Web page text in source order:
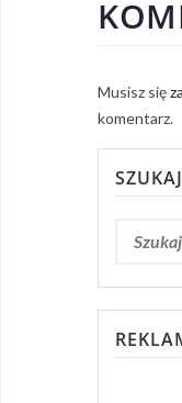
Musisz się
komentarz.